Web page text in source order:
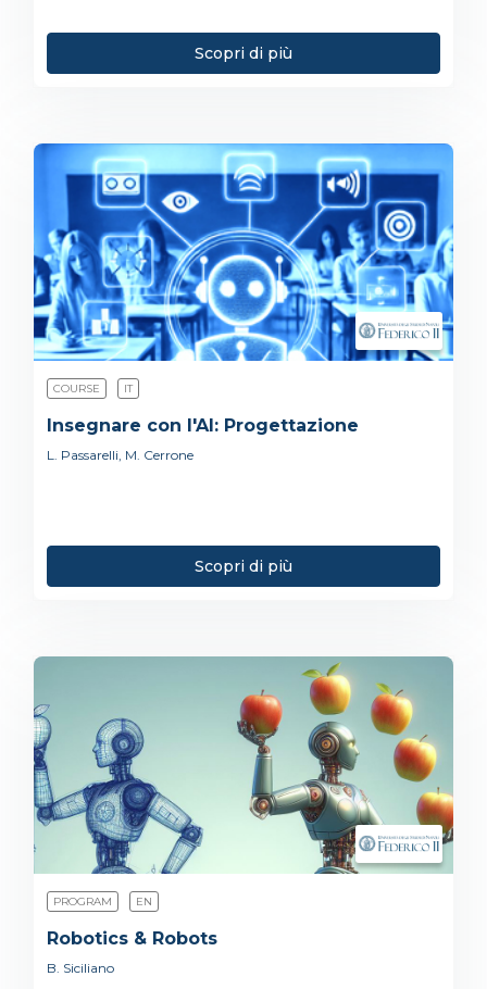
Scopri di più
COURSE IT
Insegnare con l'AI: Progettazione
L. Passarelli, M. Cerrone
Scopri di più
PROGRAM EN
Robotics & Robots
B. Siciliano